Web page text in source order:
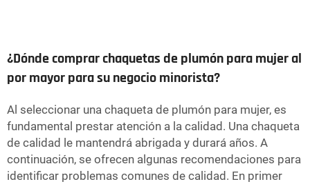
¿Dónde comprar chaquetas de plumón para mujer al
por mayor para su negocio minorista?
Al seleccionar una chaqueta de plumón para mujer, es
fundamental prestar atención a la calidad. Una chaqueta
de calidad le mantendrá abrigada y durará años. A
continuación, se ofrecen algunas recomendaciones para
identificar problemas comunes de calidad. En primer